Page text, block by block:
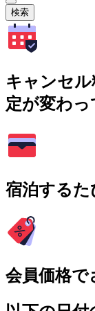
検索
キャンセ
定が変わ
宿泊する
会員価格で